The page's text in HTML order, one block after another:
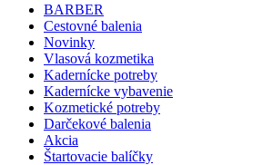
BARBER
Cestovné balenia
Novinky
Vlasová kozmetika
Kadernícke potreby
Kadernícke vybavenie
Kozmetické potreby
Darčekové balenia
Akcia
Štartovacie balíčky